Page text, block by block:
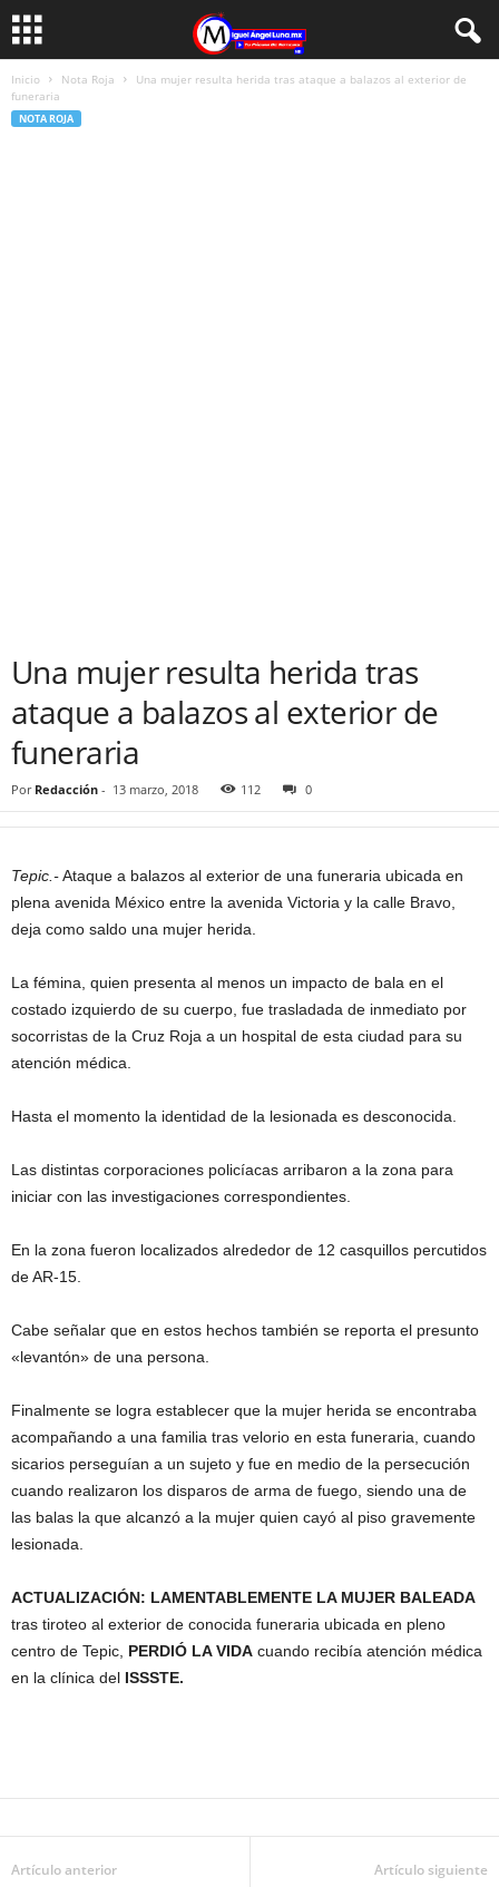
Inicio Nota Roja
Una mujer resulta herida tras ataque a balazos al exterior de
funeraria
NOTA ROJA
Una mujer resulta herida tras
ataque a balazos al exterior de
funeraria
Por Redacción - 13 marzo, 2018 112 0
Tepic.-Ataque a balazos al exterior de una funeraria ubicada en
plena avenida México entre la avenida Victoria y la calle Bravo,
deja como saldo una mujer herida.
La fémina, quien presenta al menos un impacto de bala en el
costado izquierdo de su cuerpo, fue trasladada de inmediato por
socorristas de la Cruz Roja a un hospital de esta ciudad para su
atención médica.
Hasta el momento la identidad de la lesionada es desconocida.
Las distintas corporaciones policíacas arribaron a la zona para
iniciar con las investigaciones correspondientes.
En la zona fueron localizados alrededor de 12 casquillos percutidos
de AR-15.
Cabe señalar que en estos hechos también se reporta el presunto
«levantón» de una persona.
Finalmente se logra establecer que la mujer herida se encontraba
acompañando a una familia tras velorio en esta funeraria, cuando
sicarios perseguían a un sujeto y fue en medio de la persecución
cuando realizaron los disparos de arma de fuego, siendo una de
las balas la que alcanzó a la mujer quien cayó al piso gravemente
lesionada.
ACTUALIZACIÓN: LAMENTABLEMENTE LA MUJER BALEADA
tras tiroteo al exterior de conocida funeraria ubicada en pleno
centro de Tepic, PERDIÓ LA VIDA cuando recibía atención médica
en la clínica del ISSSTE.
Artículo anterior Artículo siguiente